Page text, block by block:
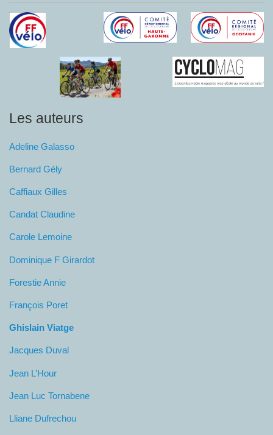
Les auteurs
Adeline Galasso
Bernard Gély
Caffiaux Gilles
Candat Claudine
Carole Lemoine
Dominique F Girardot
Forestie Annie
François Poret
Ghislain Viatge
Jacques Duval
Jean L’Hour
Jean Luc Tornabene
Lliane Dufrechou